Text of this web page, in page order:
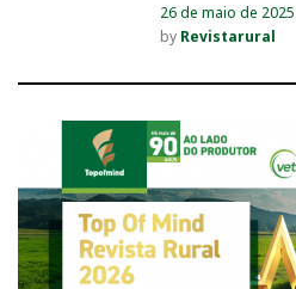
26 de maio de 2025
by Revistarural